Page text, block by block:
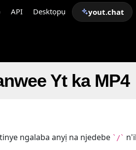
API Desktọpụ yout.chat
Yt ka MP4
ngalaba anyị na njedebe `/`